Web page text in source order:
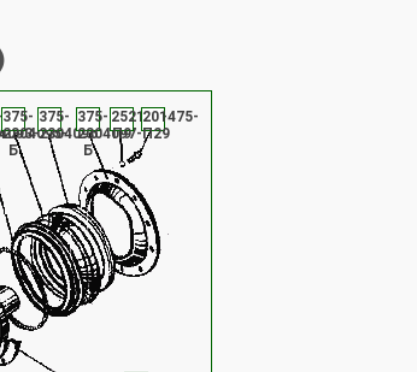
375-
2304095-
Б
375-
2304096
375-
2304097-
Б
252135-
П9
201475-
П29